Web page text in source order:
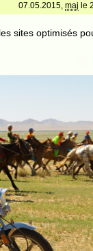
07.05.2015,maj le
sites optimisés